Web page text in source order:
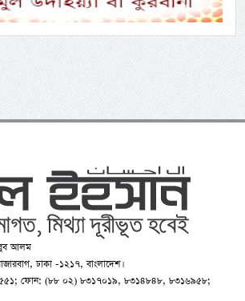
আলম
ঢাকা -১২১৭, বাংলাদেশ।
ফোন: (৮৮ ০২) ৮৩১৭০১৯, ৮৩১৪৮৪৮, ৮৩১৬৯৫৮;